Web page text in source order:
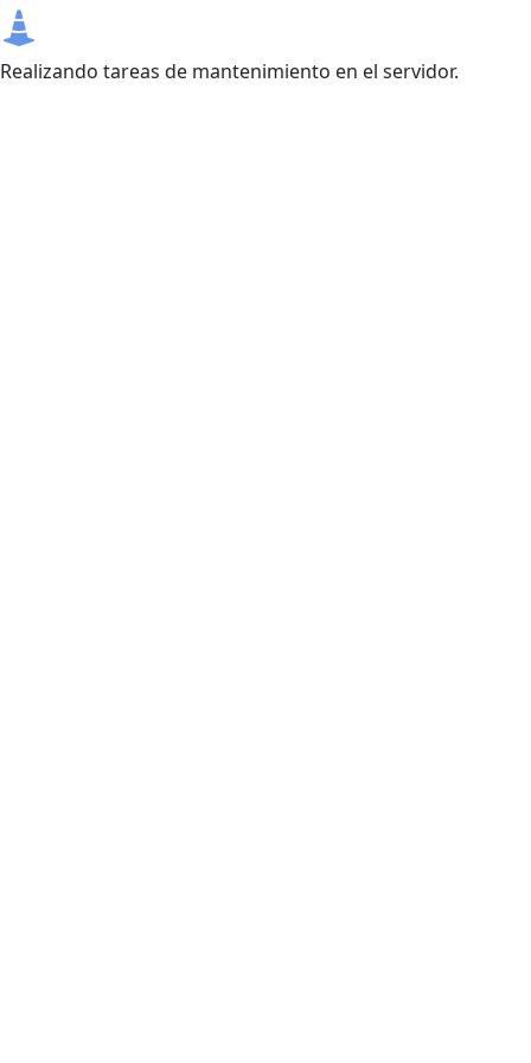
Realizando tareas de mantenimiento en el servidor.